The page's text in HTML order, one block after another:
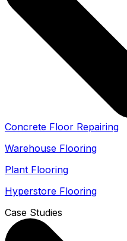
Concrete Floor Repairing
Warehouse Flooring
Plant Flooring
Hyperstore Flooring
Case Studies